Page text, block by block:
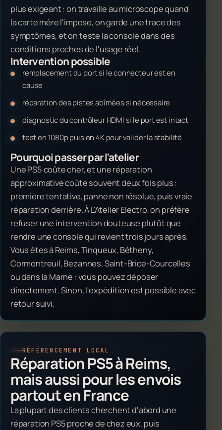
plus exigeant : on travaille au microscope quand
la carte mère l'impose, on garde une trace des
symptômes, et on teste la console dans des
conditions proches de l'usage réel.
Intervention possible
remplacement du port si le connecteur est en
cause
réparation des pistes abîmées si nécessaire
diagnostic du contrôleur HDMI si le port est intact
test en 1080p puis en 4K pour valider la stabilité
Pourquoi passer par l'atelier
Une PS5 coûte cher, et une réparation
approximative coûte souvent deux fois plus :
première tentative, panne non résolue, puis vraie
réparation derrière. À L'Atelier Electro, on préfère
refuser une intervention douteuse plutôt que
rendre une console qui revient trois jours après.
Vous êtes à Reims, Tinqueux, Bétheny,
Cormontreuil, Bezannes, Saint-Brice-Courcelles
ou dans la Marne : vous pouvez déposer
directement. Sinon, l'expédition est possible avec
retour suivi.
RÉFÉRENCEMENT LOCAL
Réparation PS5 à Reims,
mais aussi pour les envois
partout en France
La plupart des clients cherchent d'abord une
réparation PS5 proche de chez eux, puis